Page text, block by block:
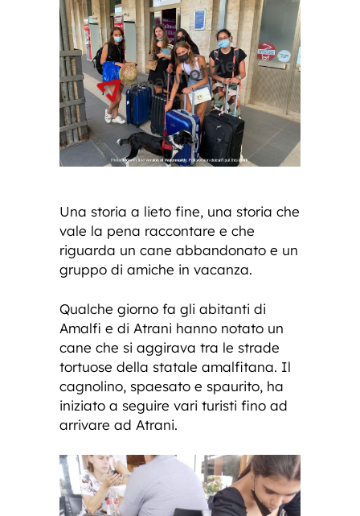
Una storia a lieto fine, una storia che
vale la pena raccontare e che
riguarda un cane abbandonato e un
gruppo di amiche in vacanza.
Qualche giorno fa gli abitanti di
Amalfi e di Atrani hanno notato un
cane che si aggirava tra le strade
tortuose della statale amalfitana. Il
cagnolino, spaesato e spaurito, ha
iniziato a seguire vari turisti fino ad
arrivare ad Atrani.